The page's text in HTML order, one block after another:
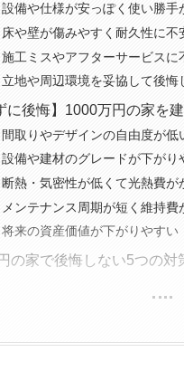
備や仕様が安っぽく使い勝手
や壁が傷みやすく耐久性に不
工ミスやアフターサービスに
地や周辺環境を妥協して後悔
に後悔】1000万円の家を
取りやデザインの自由度が低
備や建材のグレードが下がり
熱・気密性が低くて光熱費が
ンテナンス周期が短く維持費
来の資産価値が下がりやすい
の家で後悔しない5つの対